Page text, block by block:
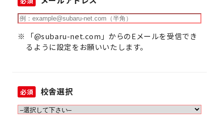
「@subaru-net.com」からのEメールを受信でき
るように設定をお願いいたします。
必須 校舎選択